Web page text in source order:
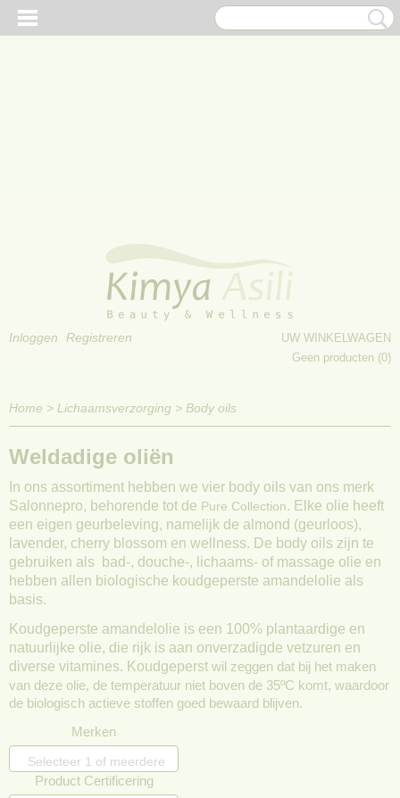
Inloggen Registreren
UW WINKELWAGEN
Geen producten (0)
Home > Lichaamsverzorging > Body oils
Weldadige oliën
In ons assortiment hebben we vier body oils van ons merk
Salonnepro, behorende tot de Pure Collection. Elke olie heeft
een eigen geurbeleving, namelijk de almond (geurloos),
lavender, cherry blossom en wellness. De body oils zijn te
gebruiken als bad-, douche-, lichaams- of massage olie en
hebben allen biologische koudgeperste amandelolie als
basis.
Koudgeperste amandelolie is een 100% plantaardige en
natuurlijke olie, die rijk is aan onverzadigde vetzuren en
diverse vitamines. Koudgeperst wil zeggen dat bij het maken
van deze olie, de temperatuur niet boven de 35ºC komt, waardoor
de biologisch actieve stoffen goed bewaard blijven.
Merken
Selecteer 1 of meerdere
opties
Product Certificering